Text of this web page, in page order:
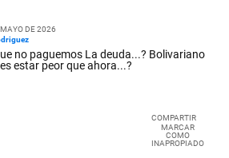
DE 2026
no paguemos La deuda...? Bolivariano
estar peor que ahora...?
COMPARTIR
MARCAR
COMO
INAPROPIADO